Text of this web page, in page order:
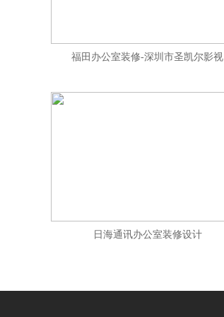
福田办公室装修-深圳市圣凯尔影视
日海通讯办公室装修设计